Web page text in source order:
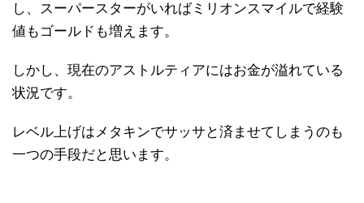
し、スーパースターがいればミリオンスマイルで経験
値もゴールドも増えます。
しかし、現在のアストルティアにはお金が溢れている
状況です。
レベル上げはメタキンでサッサと済ませてしまうのも
一つの手段だと思います。